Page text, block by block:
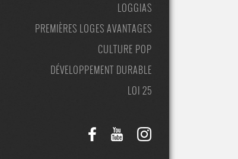
LOGGIAS
PREMIÈRES LOGES AVANTAGES
CULTURE POP
DÉVELOPPEMENT DURABLE
LOI 25